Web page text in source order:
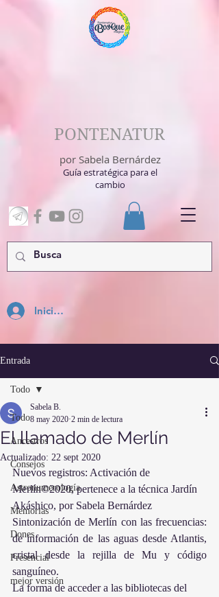
Inicia Sesión
PONTENATUR
por Sabela Bernárdez
Guía estratégica para el
cambio
Entrada
Todo
Ancestros
Consejos
Astronumerología
Memorias
Dones
Presencial
mejor versión
Todo
El llamado de Merlín
Sabela B.
8 may 2020 2 min de lectura
Actualizado: 22 sept 2020
Nuevos registros: Activación de
Merlín©2020, pertenece a la técnica Jardín
Akáshico, por Sabela Bernárdez
Sintonización de Merlín con las frecuencias:
de información de las aguas desde Atlantis,
cristal desde la rejilla de Mu y código
sanguíneo.
La forma de acceder a las bibliotecas del